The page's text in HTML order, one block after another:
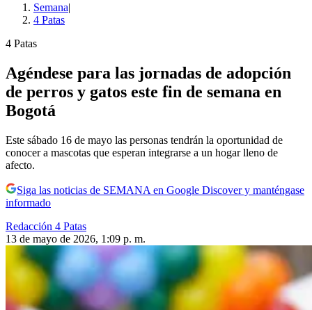
Semana|
4 Patas
4 Patas
Agéndese para las jornadas de adopción
de perros y gatos este fin de semana en
Bogotá
Este sábado 16 de mayo las personas tendrán la oportunidad de
conocer a mascotas que esperan integrarse a un hogar lleno de
afecto.
Siga las noticias de SEMANA en Google Discover y manténgase
informado
Redacción 4 Patas
13 de mayo de 2026, 1:09 p. m.